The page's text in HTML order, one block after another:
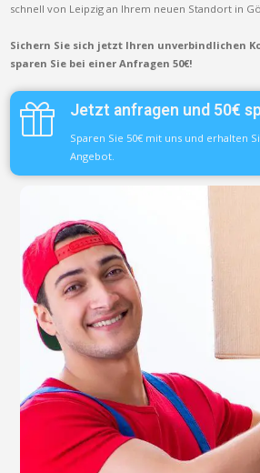
schnell von Leipzig an Ihrem neuen Standort in
Sichern Sie sich jetzt Ihren unverbindlichen
sparen Sie bei einer Anfragen 50€!
Jetzt anfragen und 50€
Sparen Sie 50€ mit uns und erhalten
Angebot.